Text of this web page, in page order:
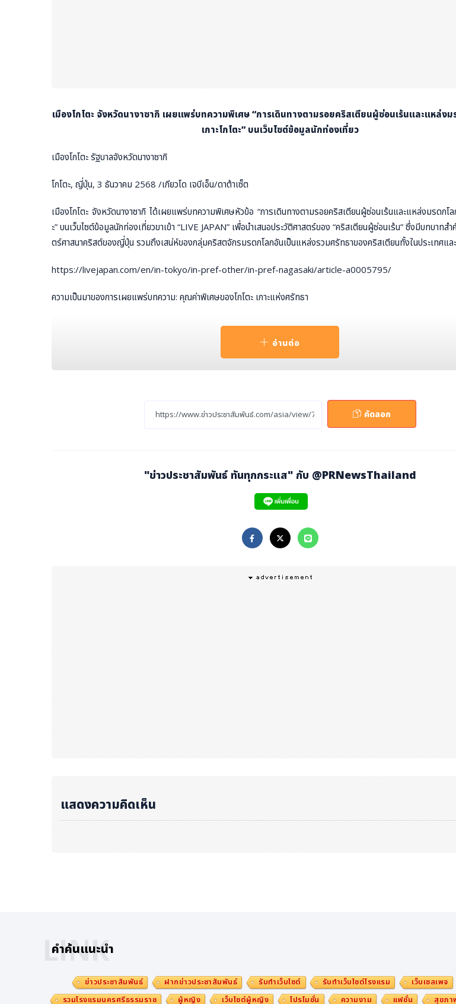
เมืองโกโตะ จังหวัดนางาซากิ เผยแพร่บทความพิเศษ “การเดินทางตามรอยคริสเตียนผู้ซ่อนเร้นและแหล่ง
เกาะโกโตะ” บนเว็บไซต์ข้อมูลนักท่องเที่ยว
เมืองโกโตะ รัฐบาลจังหวัดนางาซากิ
โกโตะ, ญี่ปุ่น, 3 ธันวาคม 2568 /เกียวโด เจบีเอ็น/ดาต้าเซ็ต
เมืองโกโตะ จังหวัดนางาซากิ ได้เผยแพร่บทความพิเศษหัวข้อ “การเดินทางตามรอยคริสเตียนผู้ซ่อนเร้นและแหล่งมรดกโล
ะ” บนเว็บไซต์ข้อมูลนักท่องเที่ยวขาเข้า “LIVE JAPAN” เพื่อนำเสนอประวัติศาสตร์ของ “คริสเตียนผู้ซ่อนเร้น” ซึ่งมีบทบาทส
ตร์ศาสนาคริสต์ของญี่ปุ่น รวมถึงเสน่ห์ของกลุ่มคริสตจักรมรดกโลกอันเป็นแหล่งรวมศรัทธาของคริสเตียนทั้งในประเทศแล
https://livejapan.com/en/in-tokyo/in-pref-other/in-pref-nagasaki/article-a0005795/
ความเป็นมาของการเผยแพร่บทความ: คุณค่าพิเศษของโกโตะ เกาะแห่งศรัทธา
หมู่เกาะโกโตะเป็นดินแดนอันทรงคุณค่าที่ยังคงบอกเล่าประวัติศาสตร์ของ “คริสเตียนผู้ซ่อนเร้น” ซึ่งเป็นกลุ่มชาวคริสต์ที่หลบ
มในยุคที่ห้ามนับถือศาสนาคริสต์ และแอบรักษาศรัทธาของตนไว้อย่างมั่นคงด้วยการตั้งถิ่นฐานบนหมู่เกาะแห่งนี้
ถิ่นฐานและกลุ่มคริสตจักรของชาวคริสต์เหล่านี้ได้รับการขึ้นทะเบียนเป็นแหล่งมรดกโลกภายใต้ชื่อ “แหล่งมรดกคริสเตียนผู้
ความลึกซึ้ง ไม่ใช่แค่เพียงสถานที่ท่องเที่ยวทั่วไป เมืองโกโตะได้ส่งเสริมการท่องเที่ยวเชิงประสบการณ์คุณภาพสูง โดยมีมร
https://cdn.kyodonewsprwire.jp/prwfile/release/M108918/202511269852/
“ประสบการณ์สุดพิเศษ” ของหมู่เกาะโกโตะ นำเสนอในรูปแบบวิดีโอ
นอกจากนี้ เมืองโกโตะได้เริ่มจัดทำวิดีโอ “Media Footage” ที่บันทึกภาพทิวทัศน์อันงดงาม อาคารประวัติศาสตร์ และกิจกรร
https://www.youtube.com/watch?v=6o-5zGnM9r0
อ่านต่อ
คัดลอก
"ข่าวประชาสัมพันธ์ ทันทุกกระแส" กับ @PRNewsThailand
แสดงความคิดเห็น
คำค้นแนะนำ
LINK
ข่าวประชาสัมพันธ์ ฝากข่าวประชาสัมพันธ์ รับทำเว็บไซต์ รับทำเว็บไซต์โรงแรม เว็บเซลเพจ
รวมโรงแรมนครศรีธรรมราช
ผู้หญิง เว็บไซต์ผู้หญิง โปรโมชั่น ความงาม แฟชั่น สุขภา